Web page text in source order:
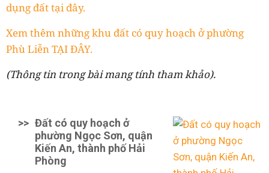
dụng đất tại đây.
Xem thêm những khu đất có quy hoạch ở phường
Phù Liễn TẠI ĐÂY.
(Thông tin trong bài mang tính tham khảo).
>> Đất có quy hoạch ở
phường Ngọc Sơn, quận
Kiến An, thành phố Hải
Phòng